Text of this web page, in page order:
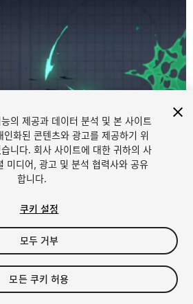
1/ 5
됩니다.
의 제공과 데이터 분석 및 본 사이트
인화된 콘텐츠와 광고를 제공하기 위
니다. 회사 사이트에 대한 귀하의 사
미디어, 광고 및 분석 협력사와 공유
합니다.
쿠키 설정
모두 거부
모든 쿠키 허용